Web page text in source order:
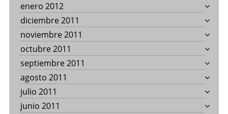
enero 2012
diciembre 2011
noviembre 2011
octubre 2011
septiembre 2011
agosto 2011
julio 2011
junio 2011